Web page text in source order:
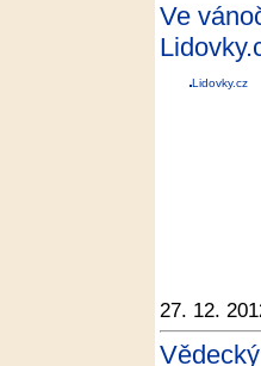
Ve
Lidovky.cz
27. 12.